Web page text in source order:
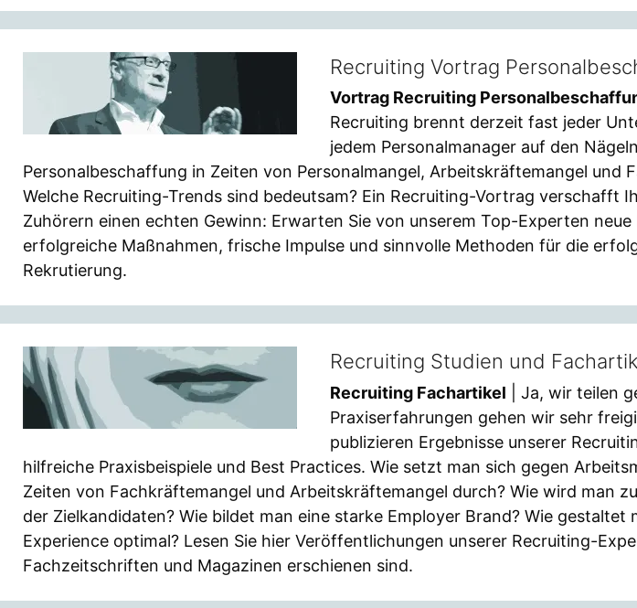
Recruiting Vortrag
Vortrag Recruiting
Recruiting brennt derzeit fast jeder
jedem Personalmanager auf den
Personalbeschaffung in Zeiten von Personalmangel, Arbeitskräftemangel und
Welche Recruiting-Trends sind bedeutsam? Ein Recruiting-Vortrag verschafft
Zuhörern einen echten Gewinn: Erwarten Sie von unserem Top-Experten
erfolgreiche Maßnahmen, frische Impulse und sinnvolle Methoden für die
Rekrutierung.
Recruiting Studien und
Recruiting Fachartikel | Ja, wir teilen
Praxiserfahrungen gehen wir sehr
publizieren Ergebnisse unserer
hilfreiche Praxisbeispiele und Best Practices. Wie setzt man sich gegen
Zeiten von Fachkräftemangel und Arbeitskräftemangel durch? Wie wird man
der Zielkandidaten? Wie bildet man eine starke Employer Brand? Wie gestaltet
Experience optimal? Lesen Sie hier Veröffentlichungen unserer Recruiting-
Fachzeitschriften und Magazinen erschienen sind.